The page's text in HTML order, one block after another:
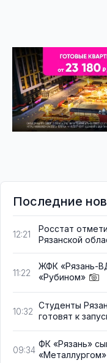
Последние
12:21
Росстат
Рязанской
11:22
ЖФК «Рязань-
«Рубином»
10:32
Студенты
готовят к
09:34
ФК «Рязань»
«Металлургом»